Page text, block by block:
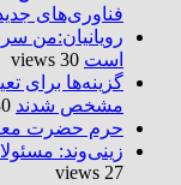
فناوری‌های
رویانیان:من
است 30 views
گزینه‌ها برای
مشخص شدند
حرم حضرت‌ معصومه (س)
زینی‌وند:
27 views